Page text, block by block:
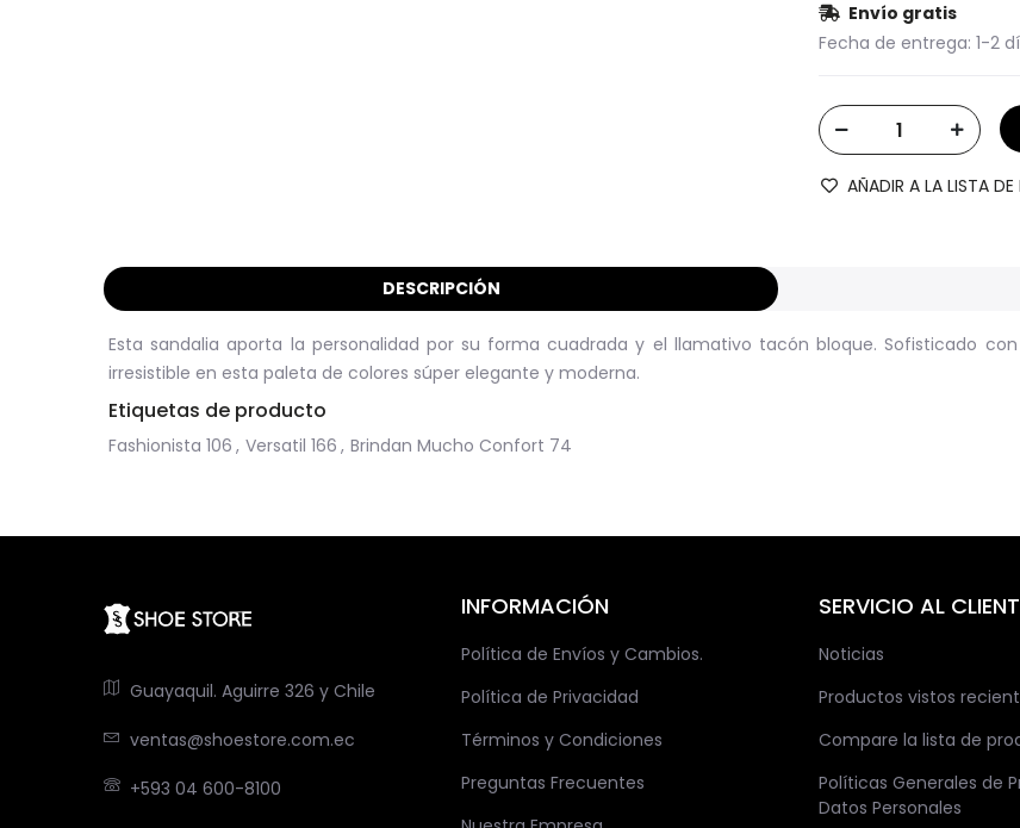
Envío gratis
Fecha de entrega: 1-2
AÑADIR A LA LISTA DE
DESCRIPCIÓN
Esta sandalia aporta la personalidad por su forma cuadrada y el llamativo tacón bloque. Sofisticado
irresistible en esta paleta de colores súper elegante y moderna.
Etiquetas de producto
Fashionista 106 , Versatil 166 , Brindan Mucho Confort 74
Guayaquil. Aguirre 326 y Chile
ventas@shoestore.com.ec
+593 04 600-8100
INFORMACIÓN
Política de Envíos y Cambios.
Política de Privacidad
Términos y Condiciones
Preguntas Frecuentes
SERVICIO AL
Noticias
Productos vistos
Compare la lista de
Políticas Generales de
Datos Personales